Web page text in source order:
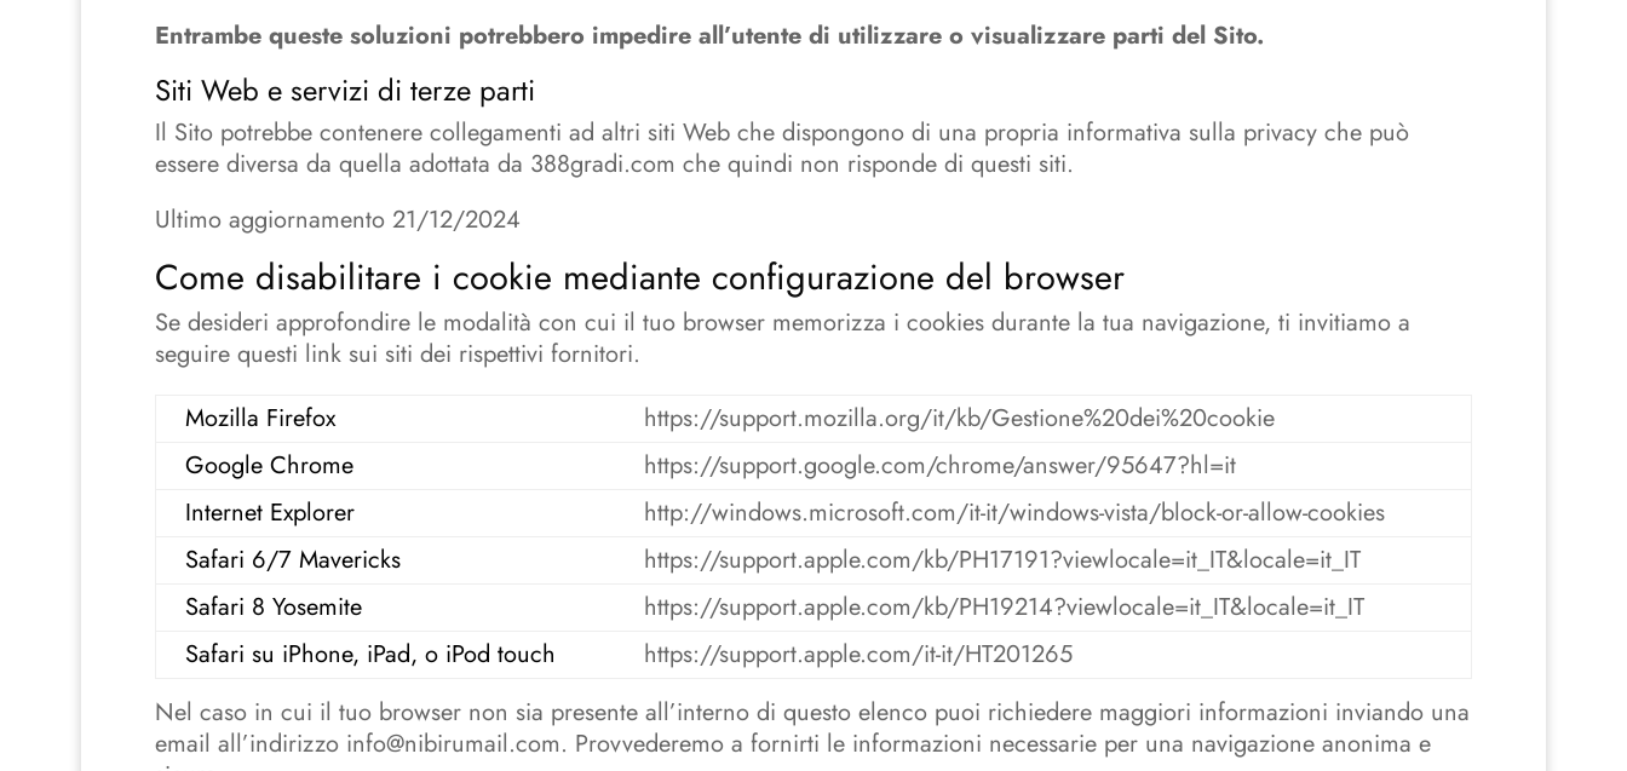
Entrambe queste soluzioni potrebbero impedire all’utente di utilizzare o visualizzare parti del Sito.
Siti Web e servizi di terze parti
Il Sito potrebbe contenere collegamenti ad altri siti Web che dispongono di una propria informativa sulla privacy che può
essere diversa da quella adottata da 388gradi.com che quindi non risponde di questi siti.
Ultimo aggiornamento 21/12/2024
Come disabilitare i cookie mediante configurazione del browser
Se desideri approfondire le modalità con cui il tuo browser memorizza i cookies durante la tua navigazione, ti invitiamo a
seguire questi link sui siti dei rispettivi fornitori.
Mozilla Firefox
https://support.mozilla.org/it/kb/Gestione%20dei%20cookie
Google Chrome
https://support.google.com/chrome/answer/95647?hl=it
Internet Explorer
http://windows.microsoft.com/it-it/windows-vista/block-or-allow-cookies
Safari 6/7 Mavericks
https://support.apple.com/kb/PH17191?viewlocale=it_IT&locale=it_IT
Safari 8 Yosemite
https://support.apple.com/kb/PH19214?viewlocale=it_IT&locale=it_IT
Safari su iPhone, iPad, o iPod touch
https://support.apple.com/it-it/HT201265
Nel caso in cui il tuo browser non sia presente all’interno di questo elenco puoi richiedere maggiori informazioni inviando una
email all’indirizzo info@nibirumail.com. Provvederemo a fornirti le informazioni necessarie per una navigazione anonima e